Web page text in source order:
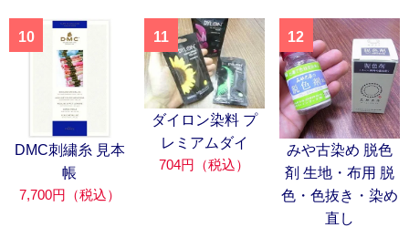
10
DMC刺繍糸 見本
帳
7,700円（税込）
11
ダイロン染料 プ
レミアムダイ
704円（税込）
12
みや古染め 脱色
剤 生地・布用 脱
色・色抜き・染め
直し